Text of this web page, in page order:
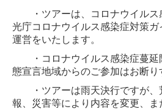
・ツアーは、コロナウイルス
光庁コロナウイルス感染症対策
運営をいたします。
・コロナウイルス感染症蔓延
態宣言地域からのご参加はお断り
・ツアーは雨天決行ですが、
報、災害等により内容を変更、